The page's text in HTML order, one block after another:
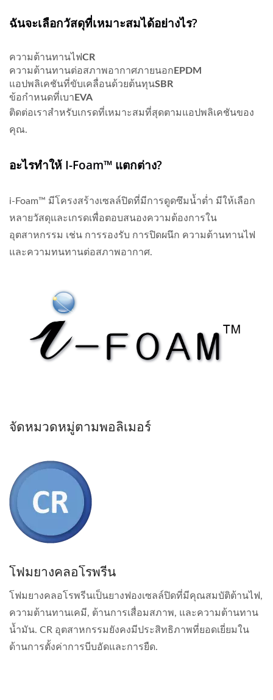
ฉันจะเลือกวัสดุที่เหมาะสมได้อย่างไร?
ความต้านทานไฟCR
ความต้านทานต่อสภาพอากาศภายนอก EPDM
แอปพลิเคชันที่ขับเคลื่อนด้วยต้นทุนSBR
ข้อกำหนดที่เบา EVA
ติดต่อเราสำหรับเกรดที่เหมาะสมที่สุดตามแอปพลิเคชันของ
คุณ.
อะไรทำให้ I-Foam™ แตกต่าง?
i-Foam™ มีโครงสร้างเซลล์ปิดที่มีการดูดซึมน้ำต่ำ มีให้เลือก
หลายวัสดุและเกรดเพื่อตอบสนองความต้องการใน
อุตสาหกรรม เช่น การรองรับ การปิดผนึก ความต้านทานไฟ
และความทนทานต่อสภาพอากาศ.
จัดหมวดหมู่ตามพอลิเมอร์
โฟมยางคลอโรพรีน
โฟมยางคลอโรพรีนเป็นยางฟองเซลล์ปิดที่มีคุณสมบัติต้านไฟ,
ความต้านทานเคมี, ต้านการเสื่อมสภาพ, และความต้านทาน
น้ำมัน. CR อุตสาหกรรมยังคงมีประสิทธิภาพที่ยอดเยี่ยมใน
ด้านการตั้งค่าการบีบอัดและการยืด.